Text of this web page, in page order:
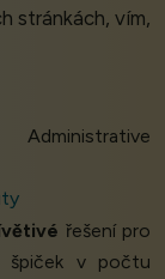
stránkách, vím,
řešení pro
špiček v počtu